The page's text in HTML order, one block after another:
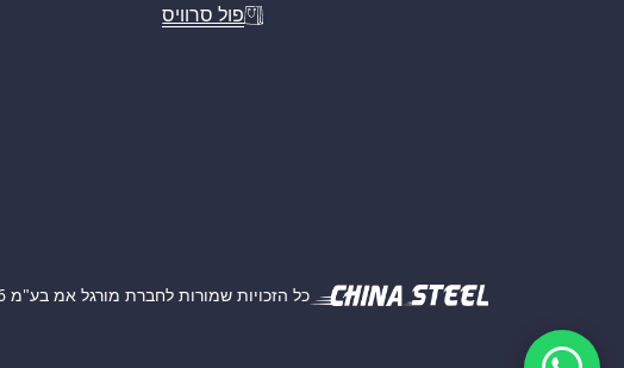
פול סרוויס
כל הזכויות שמורות לחברת מורגל אמ בע"מ 2026 ©